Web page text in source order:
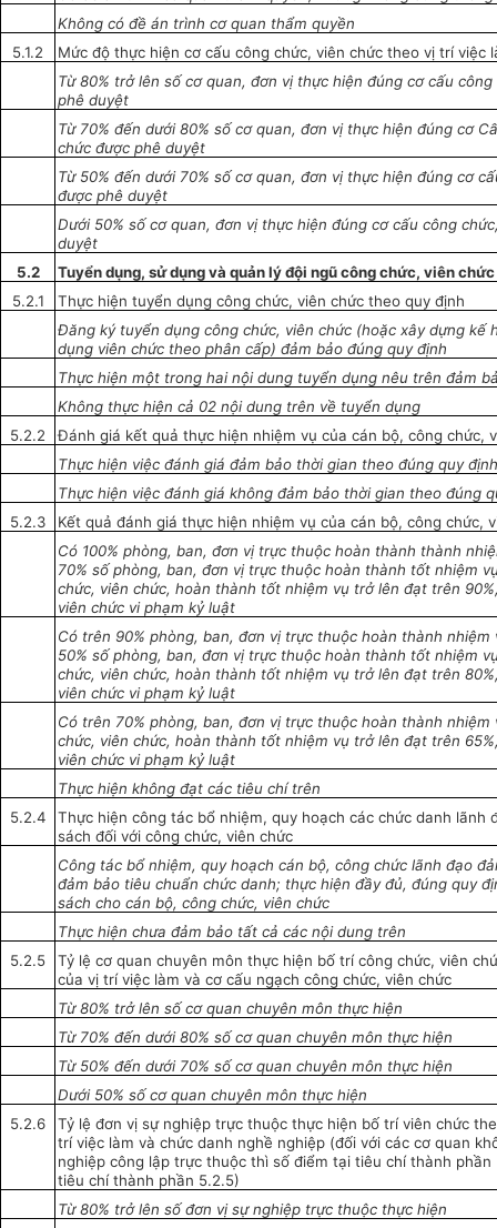
Không có đề án trình cơ quan thẩm quyền
5.1.2
Mức độ thực hiện cơ cấu công chức, viên chức theo vị trí việc
Từ 80% trở lên sốcơ quan, đơn vị thực hiện đúng cơ cấu công
phê duyệt
Từ 70% đến dưới 80% số cơ quan, đơn vị thực hiện đúng cơ
chức được phê duyệt
Từ 50% đến dưới 70% số cơ quan, đơn vị thực hiện đúng cơ
được phê duyệt
Dưới 50% số cơ quan, đơn vị thực hiện đúng cơ cấucông
duyệt
5.2
Tuyểndụng, sử dụng và quản lý đội ngũ công chức, viên chức
5.2.1
Thực hiện tuyển dụng công chức, viên chức theo quy định
Đăng ký tuyển dụng công chức, viên chức (hoặc xây dựng kế
dụng viên chức theo phân cấp) đảm bảo đúng quy định
Thực hiện một trong hai nội dung tuyển dụng nêu trên đảm
Không thực hiện cả 02 nội dung trên về tuyển dụng
5.2.2
Đánh giá kết quả thực hiện nhiệm vụ của cán bộ, công chức,
Thực hiện việcđánh giá đảm bảo thời gian theo đúng quy
Thực hiện việc đánh giá không đảm bảo thời gian theo đúng
5.2.3
Kết quả đánh giá thực hiện nhiệm vụ của cán bộ, công chức,
Có 100% phòng, ban, đơn vị trực thuộc hoàn thành thành
70% sốphòng, ban, đơn vị trực thuộc hoàn thành tốt nhiệm
chức, viên chức, hoàn thành tốt nhiệm vụ trở lên đạt trên
viên chức viphạm kỷ luật
Có trên 90% phòng, ban, đơn vị trực thuộc hoàn thành
50% số phòng, ban, đơn vị trực thuộc hoàn thành tốt nhiệm
chức, viên chức, hoàn thành tốt nhiệm vụ trởlên đạt trên
viên chức vi phạm kỷ luật
Có trên 70% phòng, ban, đơn vị trực thuộc hoàn thành nhiệm
chức, viên chức, hoàn thành tốt nhiệm vụ trở lên đạt trên
viên chức vi phạm kỷ luật
Thực hiện không đạt các tiêu chí trên
5.2.4
Thực hiện công tác bổ nhiệm, quy hoạch các chức danh lãnh
sách đối với công chức, viên chức
Công tác bổ nhiệm, quy hoạch cán bộ, công chức lãnh đạo
đảm bảo tiêu chuẩn chức danh; thực hiện đầy đủ, đúng quy
sách cho cán bộ, công chức, viên chức
Thực hiện chưa đảm bảo tất cả các nội dung trên
5.2.5
Tỷ lệ cơ quan chuyên môn thực hiện bố trí công chức, viên
của vị trí việc làm và cơ cấu ngạch công chức, viên chức
Từ 80% trở lên số cơ quan chuyên môn thực hiện
Từ 70% đến dưới 80% số cơ quan chuyên môn thực hiện
Từ 50% đếndưới 70% sốcơ quan chuyên môn thực hiện
Dưới 50% số cơ quan chuyên môn thực hiện
5.2.6
Tỷ lệ đơn vị sự nghiệp trực thuộc thực hiện bố trí viên chức
trí việc làm và chức danh nghề nghiệp (đối với các cơ quan
nghiệp công lập trực thuộc thì số điểm tại tiêu chí thành phần
tiêu chí thành phần 5.2.5)
Từ 80% trở lên số đơn vị sự nghiệp trực thuộc thực hiện